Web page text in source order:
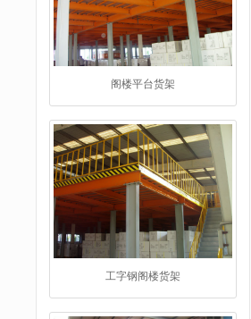
工字钢阁楼货架
重型仓储货架